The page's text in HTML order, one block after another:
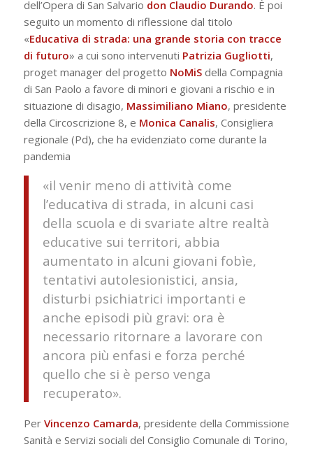
dell’Opera di San Salvario don Claudio Durando. È poi
seguito un momento di riflessione dal titolo
«Educativa di strada: una grande storia con tracce
di futuro» a cui sono intervenuti Patrizia Gugliotti,
proget manager del progetto NoMiSdella Compagnia
di San Paolo a favore di minori e giovani a rischio e in
situazione di disagio, Massimiliano Miano, presidente
della Circoscrizione 8, e Monica Canalis, Consigliera
regionale (Pd), che ha evidenziato come durante la
pandemia
«il venir meno di attività come
l’educativa di strada, in alcuni casi
della scuola e di svariate altre realtà
educative sui territori, abbia
aumentato in alcuni giovani fobìe,
tentativi autolesionistici, ansia,
disturbi psichiatrici importanti e
anche episodi più gravi: ora è
necessario ritornare a lavorare con
ancora più enfasi e forza perché
quello che si è perso venga
recuperato».
PerVincenzo Camarda, presidente della Commissione
Sanità e Servizi sociali del Consiglio Comunale di Torino,